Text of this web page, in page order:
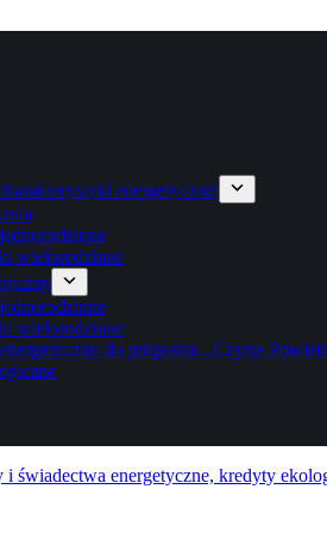
energetycznej
wielorodzinne
wielorodzinne
do programu „Czyste